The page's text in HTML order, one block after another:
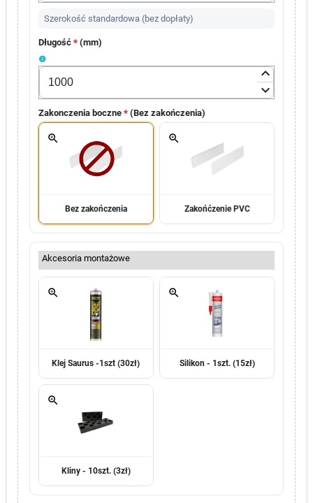
Szerokość standardowa (bez dopłaty)
Długość * (mm)
info
keyboard_arrow_up
keyboard_arrow_down
Zakonczenia boczne * (Bez zakończenia)
zoom_in
Bez zakończenia
zoom_in
Zakońćzenie PVC
Akcesoria montażowe
zoom_in
Klej Saurus -1szt (30zł)
zoom_in
Silikon - 1szt. (15zł)
zoom_in
Kliny - 10szt. (3zł)